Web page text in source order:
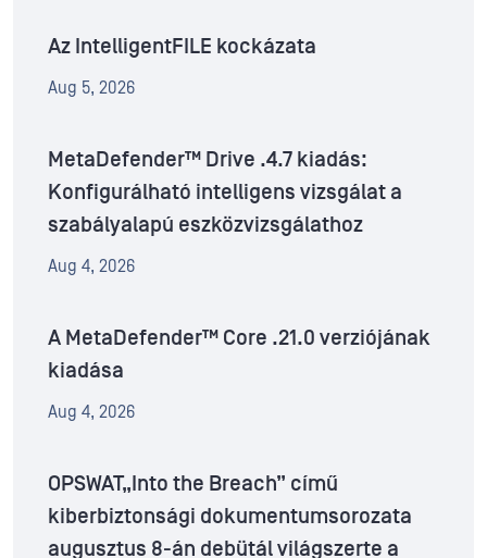
Az IntelligentFILE kockázata
Aug 5, 2026
MetaDefender™ Drive .4.7 kiadás:
Konfigurálható intelligens vizsgálat a
szabályalapú eszközvizsgálathoz
Aug 4, 2026
A MetaDefender™ Core .21.0 verziójának
kiadása
Aug 4, 2026
OPSWAT„Into the Breach” című
kiberbiztonsági dokumentumsorozata
augusztus 8-án debütál világszerte a